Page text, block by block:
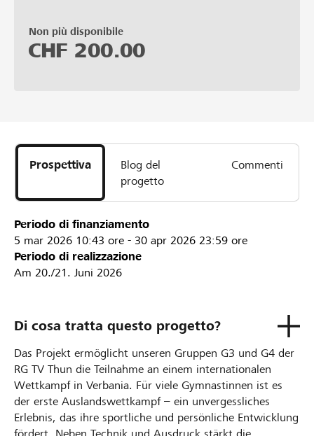
Non più disponibile
CHF 200.00
Prospettiva
Blog del
progetto
Commenti
Periodo di finanziamento
5 mar 2026 10:43 ore - 30 apr 2026 23:59 ore
Periodo di realizzazione
Am 20./21. Juni 2026
Di cosa tratta questo progetto?
Das Projekt ermöglicht unseren Gruppen G3 und G4 der
RG TV Thun die Teilnahme an einem internationalen
Wettkampf in Verbania. Für viele Gymnastinnen ist es
der erste Auslandswettkampf – ein unvergessliches
Erlebnis, das ihre sportliche und persönliche Entwicklung